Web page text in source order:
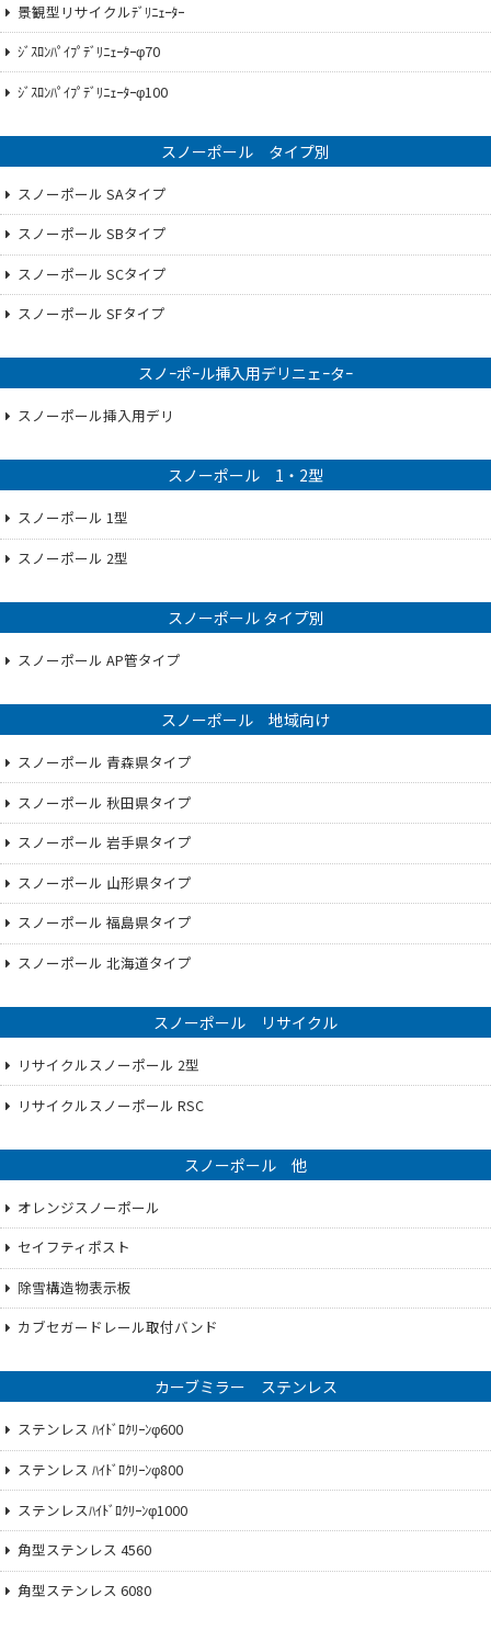
景観型リサイクルﾃﾞﾘﾆｪｰﾀｰ
ｼﾞｽﾛﾝﾊﾟｲﾌﾟﾃﾞﾘﾆｪｰﾀｰφ70
ｼﾞｽﾛﾝﾊﾟｲﾌﾟﾃﾞﾘﾆｪｰﾀｰφ100
スノーポール タイプ別
スノーポール SAタイプ
スノーポール SBタイプ
スノーポール SCタイプ
スノーポール SFタイプ
スノｰポｰル挿入用デリニェｰタｰ
スノーポール挿入用デリ
スノーポール 1・2型
スノーポール 1型
スノーポール 2型
スノーポール タイプ別
スノーポール AP管タイプ
スノーポール 地域向け
スノーポール 青森県タイプ
スノーポール 秋田県タイプ
スノーポール 岩手県タイプ
スノーポール 山形県タイプ
スノーポール 福島県タイプ
スノーポール 北海道タイプ
スノーポール リサイクル
リサイクルスノーポール 2型
リサイクルスノーポール RSC
スノーポール 他
オレンジスノーポール
セイフティポスト
除雪構造物表示板
カブセガードレール取付バンド
カーブミラー ステンレス
ステンレス ﾊｲﾄﾞﾛｸﾘｰﾝφ600
ステンレス ﾊｲﾄﾞﾛｸﾘｰﾝφ800
ステンレスﾊｲﾄﾞﾛｸﾘｰﾝφ1000
角型ステンレス 4560
角型ステンレス 6080